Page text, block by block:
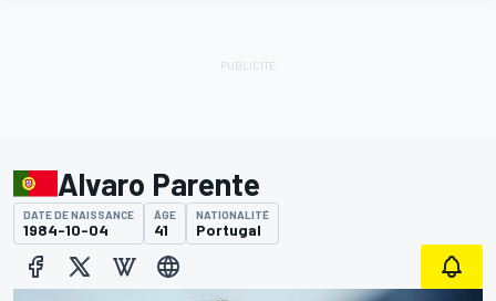
Alvaro Parente
DATE DE NAISSANCE
1984-10-04
ÂGE
41
NATIONALITÉ
Portugal